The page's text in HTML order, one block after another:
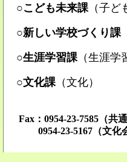
○こども未来課（子ど
Mail
○新しい学校づくり課
Mail
○生涯学習課（生涯学
Mail
○文化課（文化）
Mail
Fax：0954-23-7585（共通
0954-23-5167（文化会